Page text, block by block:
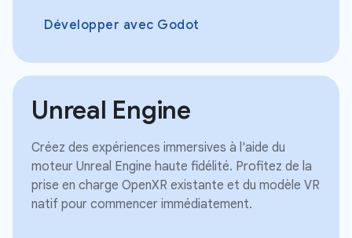
Développer avec Godot
Unreal Engine
Créez des expériences immersives à l'aide du
moteur Unreal Engine haute fidélité. Profitez de la
prise en charge OpenXR existante et du modèle VR
natif pour commencer immédiatement.